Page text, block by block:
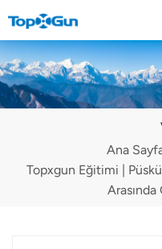
BİZE ULAŞIN
English
Русский
Ana
Topxgun Eğitimi |